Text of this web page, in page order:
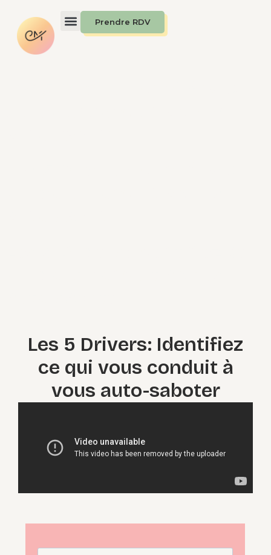
Prendre RDV
Les 5 Drivers: Identifiez
ce qui vous conduit à
vous auto-saboter